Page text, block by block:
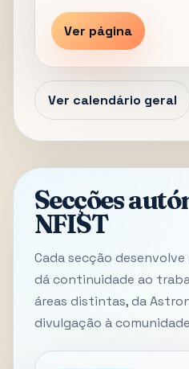
Ver página
Ver calendário geral
Secções
NFIST
Cada secção
dá continuidade ao
áreas distintas, da
divulgação à